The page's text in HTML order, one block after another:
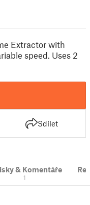
Extractor with
speed. Uses 2
Sdílet
& Komentáře
1